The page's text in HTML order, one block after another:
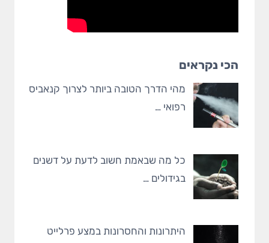
הכי נקראים
מהי הדרך הטובה ביותר לצרוך קנאביס
רפואי …
כל מה שבאמת חשוב לדעת על דשנים
בגידולים …
היתרונות והחסרונות במצע פרלייט